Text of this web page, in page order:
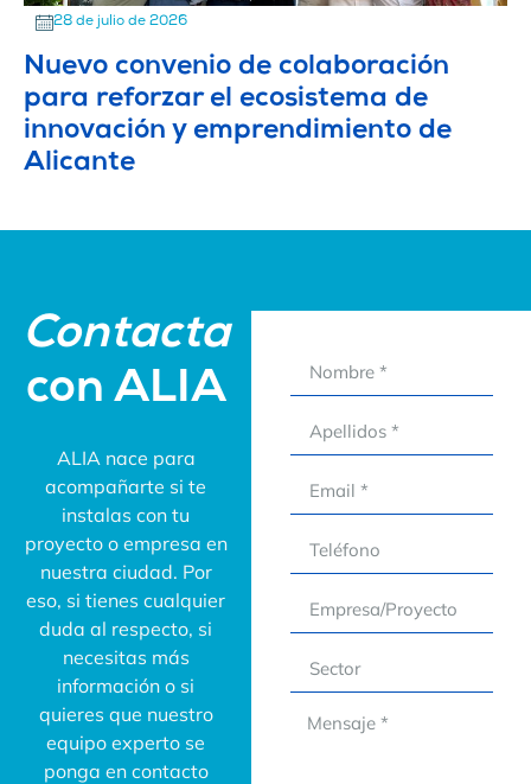
28 de julio de 2026
Nuevo convenio de colaboración
para reforzar el ecosistema de
innovación y emprendimiento de
Alicante
Contacta
con ALIA
ALIA nace para
acompañarte si te
instalas con tu
proyecto o empresa en
nuestra ciudad. Por
eso, si tienes cualquier
duda al respecto, si
necesitas más
información o si
quieres que nuestro
equipo experto se
ponga en contacto